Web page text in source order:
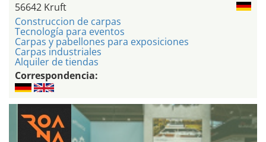
56642 Kruft
Construccion de carpas
Tecnología para eventos
Carpas y pabellones para exposiciones
Carpas industriales
Alquiler de tiendas
Correspondencia: